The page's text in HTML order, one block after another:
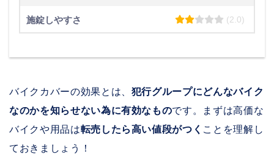
施錠しやすさ (2.0)
バイクカバーの効果とは、 犯行グループにどんなバイク
なのかを知らせない為に有効なものです。まずは高価な
バイクや用品は転売したら高い値段がつく ことを理解し
ておきましょう！